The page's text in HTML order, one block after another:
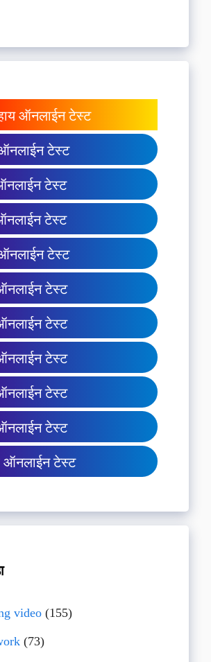
ऑनलाईन टेस्ट
टेस्ट
टेस्ट
टेस्ट
टेस्ट
टेस्ट
टेस्ट
टेस्ट
टेस्ट
टेस्ट
ऑनलाईन टेस्ट
video(155)
(73)